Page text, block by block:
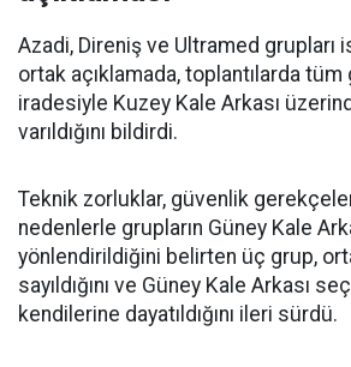
Azadi, Direniş ve Ultramed grupları
ortak açıklamada, toplantılarda tüm
iradesiyle Kuzey Kale Arkası
varıldığını bildirdi.
Teknik zorluklar, güvenlik
nedenlerle grupların Güney Kale
yönlendirildiğini belirten üç grup,
sayıldığını ve Güney Kale Arkası
kendilerine dayatıldığını ileri sürdü.